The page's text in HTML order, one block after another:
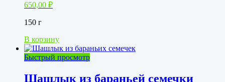
650,00 ₽
150 г
В корзину
Быстрый просмотр
Шашлык из бараньей семечки